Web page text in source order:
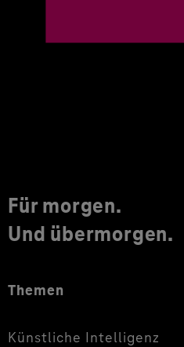
Für morgen.
Und übermorgen.
Themen
Künstliche Intelligenz